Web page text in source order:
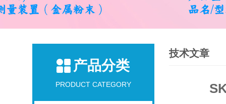
产品分类
PRODUCT CATEGORY
技术文章